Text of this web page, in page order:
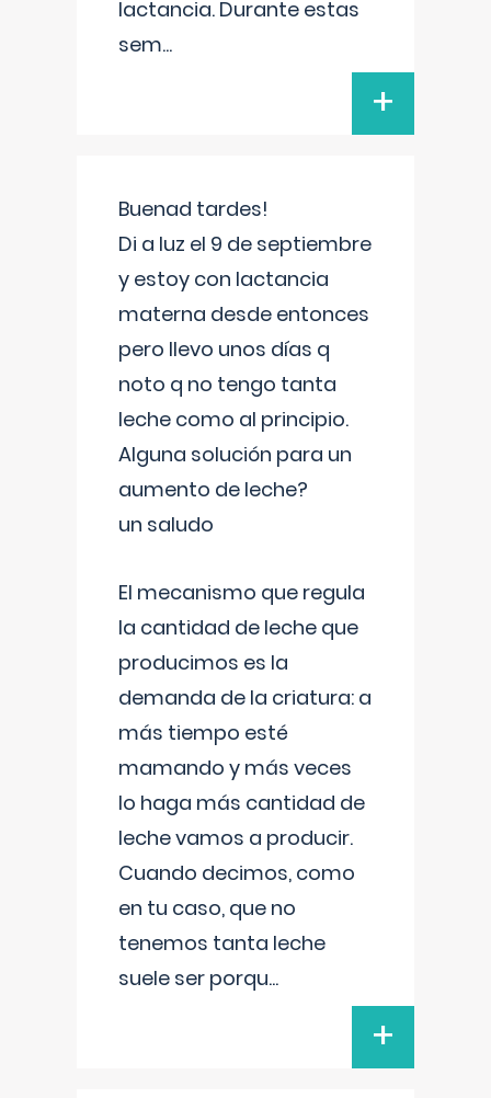
lactancia. Durante estas
sem...
+
Buenad tardes!
Di a luz el 9 de septiembre
y estoy con lactancia
materna desde entonces
pero llevo unos días q
noto q no tengo tanta
leche como al principio.
Alguna solución para un
aumento de leche?
un saludo
El mecanismo que regula
la cantidad de leche que
producimos es la
demanda de la criatura: a
más tiempo esté
mamando y más veces
lo haga más cantidad de
leche vamos a producir.
Cuando decimos, como
en tu caso, que no
tenemos tanta leche
suele ser porqu...
+